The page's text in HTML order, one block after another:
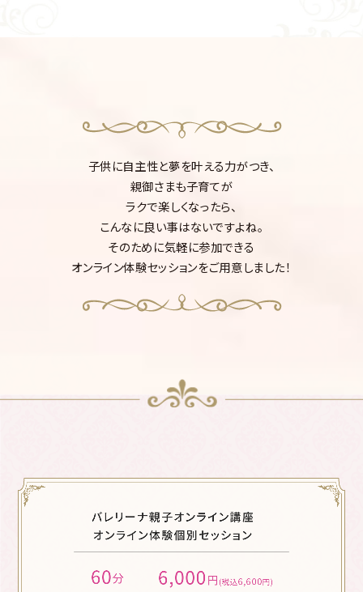
子供に自主性と夢を叶える力がつき、
親御さまも子育てが
ラクで楽しくなったら、
こんなに良い事はないですよね。
そのために気軽に参加できる
オンライン体験セッションをご用意しました！